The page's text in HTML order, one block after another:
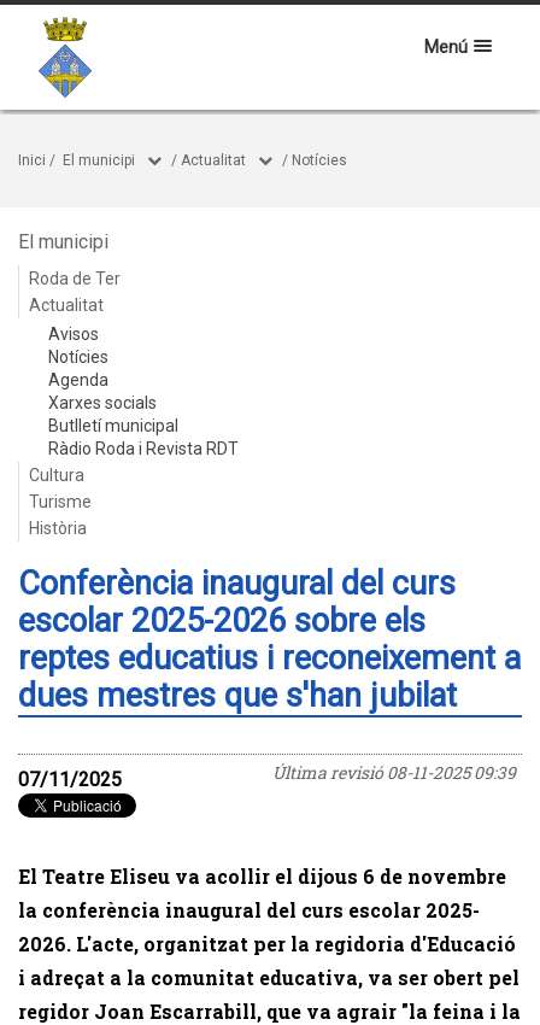
Menú
Inici / El municipi / Actualitat / Notícies
El municipi
Roda de Ter
Actualitat
Avisos
Notícies
Agenda
Xarxes socials
Butlletí municipal
Ràdio Roda i Revista RDT
Cultura
Turisme
Història
Conferència inaugural del curs
escolar 2025-2026 sobre els
reptes educatius i reconeixement a
dues mestres que s'han jubilat
Última revisió08-11-2025 09:39
07/11/2025
El Teatre Eliseu va acollir el dijous 6 de novembre
la conferència inaugural del curs escolar 2025-
2026. L'acte, organitzat per la regidoria d'Educació
i adreçat a la comunitat educativa, va ser obert pel
regidor Joan Escarrabill, que va agrair "la feina i la